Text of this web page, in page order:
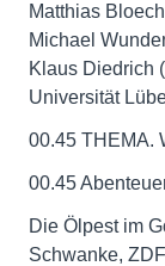
Matthias
Michael
Klaus Diedrich
Universität
00.45 THEMA.
00.45
Die Ölpest im
Schwanke,